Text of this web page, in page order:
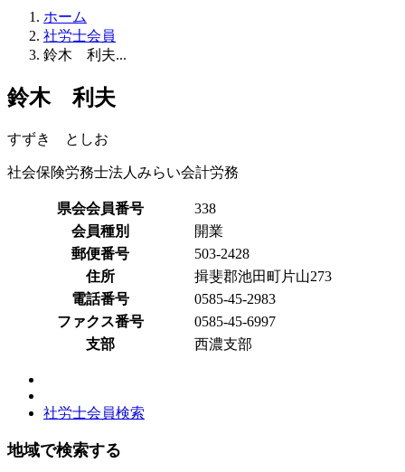
ホーム
社労士会員
鈴木 利夫...
鈴木 利夫
すずき としお
社会保険労務士法人みらい会計労務
県会会員番号
338
会員種別
開業
郵便番号
503-2428
住所
揖斐郡池田町片山273
電話番号
0585-45-2983
ファクス番号
0585-45-6997
支部
西濃支部
社労士会員検索
地域で検索する